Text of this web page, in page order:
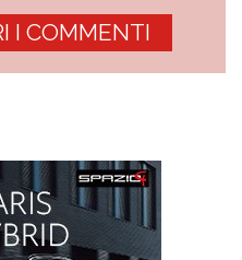
I COMMENTI